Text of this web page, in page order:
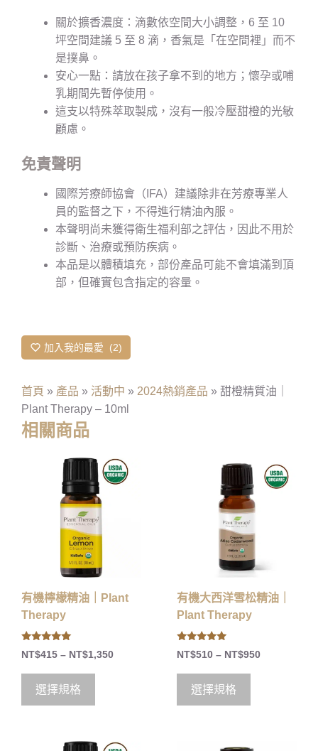
關於擴香濃度：滴數依空間大小調整，6 至 10
坪空間建議 5 至 8 滴，香氣是「在空間裡」而不
是撲鼻。
安心一點：請放在孩子拿不到的地方；懷孕或哺
乳期間先暫停使用。
這支以特殊萃取製成，沒有一般冷壓甜橙的光敏
顧慮。
免責聲明
國際芳療師協會（IFA）建議除非在芳療專業人
員的監督之下，不得進行精油內服。
本聲明尚未獲得衛生福利部之評估，因此不用於
診斷、治療或預防疾病。
本品是以體積填充，部份產品可能不會填滿到頂
部，但確實包含指定的容量。
加入我的最愛 2
首頁 » 產品 » 活動中 » 2024熱銷產品 » 甜橙精質油｜
Plant Therapy – 10ml
相關商品
有機檸檬精油｜Plant
Therapy
5.00
out of 5
NT$415 – NT$1,350
選擇規格
有機大西洋雪松精油｜
Plant Therapy
5.00
out of 5
NT$510 – NT$950
選擇規格